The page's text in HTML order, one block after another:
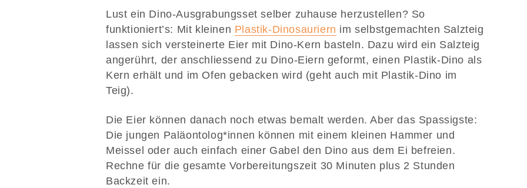
Lust ein Dino-Ausgrabungsset selber zuhause herzustellen? So
funktioniert’s: Mit kleinen Plastik-Dinosauriern im selbstgemachten Salzteig
lassen sich versteinerte Eier mit Dino-Kern basteln. Dazu wird ein Salzteig
angerührt, der anschliessend zu Dino-Eiern geformt, einen Plastik-Dino als
Kern erhält und im Ofen gebacken wird (geht auch mit Plastik-Dino im
Teig).
Die Eier können danach noch etwas bemalt werden. Aber das Spassigste:
Die jungen Paläontolog*innen können mit einem kleinen Hammer und
Meissel oder auch einfach einer Gabel den Dino aus dem Ei befreien.
Rechne für die gesamte Vorbereitungszeit 30 Minuten plus 2 Stunden
Backzeit ein.